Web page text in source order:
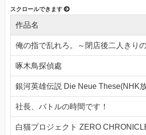
作品名
俺の指で乱れろ。～閉店後二人きり
啄木鳥探偵處
銀河英雄伝説 Die Neue These(NHK
社長、バトルの時間です！
白猫プロジェクト ZERO